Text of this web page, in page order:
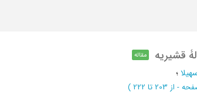
قشیریه مقاله
؛
از 203 تا 222 )